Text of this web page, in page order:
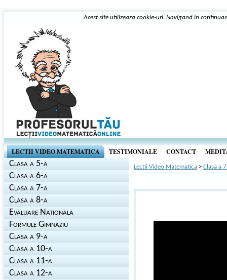
Acest site utilizeaza cookie-uri. Navigand in
LECTII VIDEO MATEMATICA TESTIMONIALE CONTACT
Clasa a 5-a
Clasa a 6-a
Clasa a 7-a
Clasa a 8-a
Evaluare Nationala
Formule Gimnaziu
Clasa a 9-a
Clasa a 10-a
Clasa a 11-a
Clasa a 12-a
Lectii Video Matematica > Clasa a